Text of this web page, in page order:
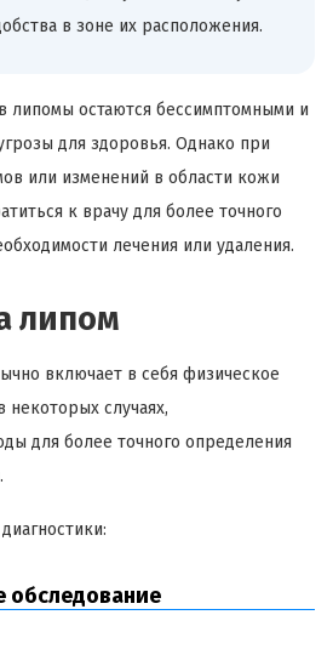
в зоне их расположения.
липомы остаются бессимптомными и
для здоровья. Однако при
или изменений в области кожи
к врачу для более точного
лечения или удаления.
липом
включает в себя физическое
некоторых случаях,
для более точного определения